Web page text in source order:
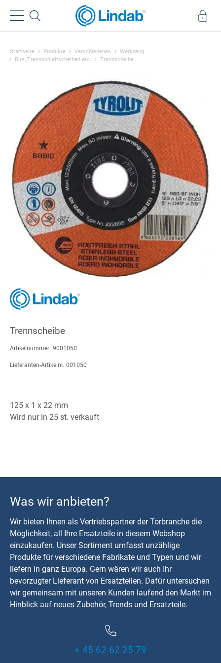
Startseite Produkte Verschiedenes
Werkzeug
Bits, Trennschleifscheiben etc.
Trennscheibe
Trennscheibe
Artikelnummer: 9001050
Lieferanten-Artikelnr. 001050
125 x 1 x 22 mm
Wird nur in 25 st. verkauft
Was wir anbieten?
Wir bieten Ihnen als Vertriebspartner der Torbranche die
Möglichkeit, all Ihre Ersatzteile in diesem Webshop
einzukaufen. Unser Sortiment umfasst unzählige
Produkte für verschiedene Fabrikate und Typen und wir
liefern in ganz Europa. Gern wären wir auch Ihr
bevorzugter Lieferant von Ersatzteilen. Dafür untersuchen
wir gemeinsam mit unseren Kunden laufend den Markt im
Hinblick auf neues Zubehör, Trends und Ersatzteile.
+ 45 62 62 25 79